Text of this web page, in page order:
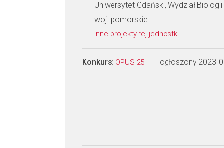
Uniwersytet Gdański, Wydział Biologii
woj. pomorskie
Inne projekty tej jednostki
Konkurs: OPUS 25 - ogłoszony 2023-